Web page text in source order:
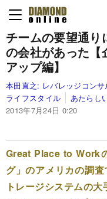
チームの要望通り
の会社があった
アップ編】
本田直之: レバレッジコン
ライフスタイル
あたらし
2013年7月24日 0:20
Great Place to Work
グ」のアメリカの調
トレージシステムの